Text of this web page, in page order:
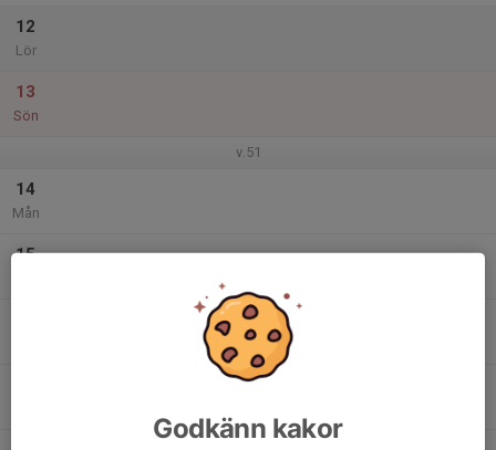
12
Lör
13
Sön
v.51
14
Mån
15
Godkänn kakor